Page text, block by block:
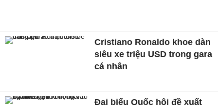
Cristiano Ronaldo khoe dàn
siêu xe triệu USD trong gara
cá nhân
Đại biểu Quốc hội đề xuất